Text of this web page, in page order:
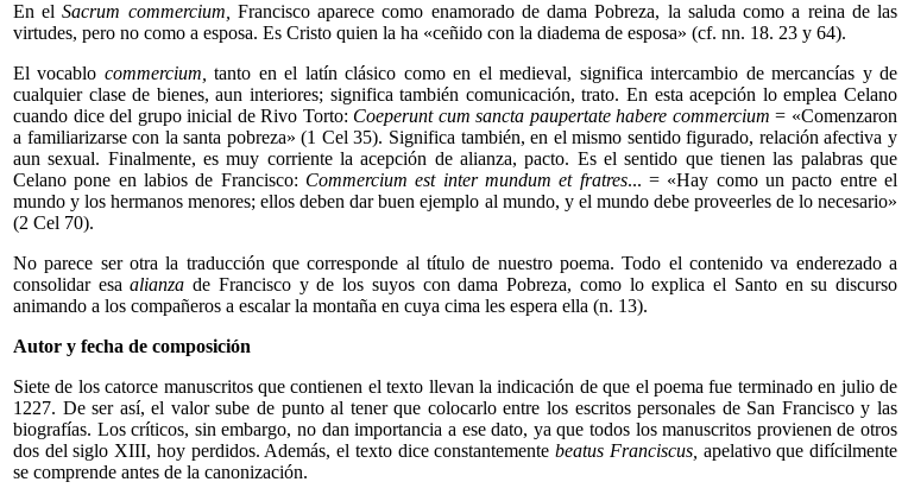
En elSacrum commercium,
Francisco aparece como enamorado de dama Pobreza, la saluda como a reina de las
virtudes, pero no como a esposa. Es Cristo quien la ha «ceñido con la diadema de esposa» (cf. nn. 18. 23 y 64).
El vocablo commercium,
tanto en el latín clásico como en el medieval, significa intercambio de mercancías y de
cualquier clase de bienes, aun interiores; significa también comunicación, trato. En esta acepción lo emplea Celano
cuando dice del grupo inicial de Rivo Torto: Coeperunt cum sancta paupertate habere commercium = «Comenzaron
a familiarizarse con la santa pobreza» (1 Cel 35). Significa también, en el mismo sentido figurado, relación afectiva y
aun sexual. Finalmente, es muy corriente la acepción de alianza, pacto. Es el sentido que tienen las palabras que
Celano pone en labios de Francisco: Commercium est inter mundum et fratres... = «Hay como un pacto entre el
mundo y los hermanos menores; ellos deben dar buen ejemplo al mundo, y el mundo debe proveerles de lo necesario»
(2 Cel 70).
No parece ser otra la traducción que corresponde al título de nuestro poema. Todo el contenido va enderezado a
consolidar esaalianza de Francisco y de los suyos con dama Pobreza, como lo explica el Santo en su discurso
animando a los compañeros a escalar la montaña en cuya cima les espera ella (n. 13).
Autor y fecha de composición
Siete de los catorce manuscritos que contienen el texto llevan la indicación de que el poema fue terminado en julio de
1227. De ser así, el valor sube de punto al tener que colocarlo entre los escritos personales de San Francisco y las
biografías. Los críticos, sin embargo, no dan importancia a ese dato, ya que todos los manuscritos provienen de otros
dos del siglo XIII, hoy perdidos. Además, el texto dice constantementebeatus Franciscus, apelativo que difícilmente
se comprende antes de la canonización.